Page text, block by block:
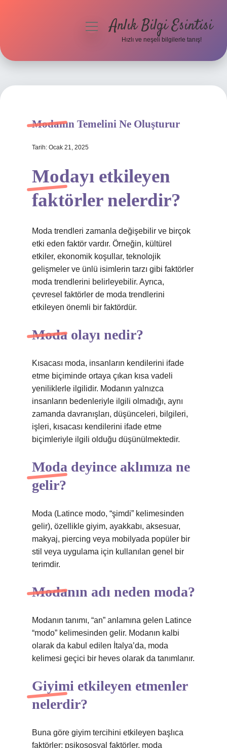
Hakkımızda
menüyüAnlık Bilgi Esintisi
Hızlı ve neşeli bilgilerle tanış!
Modanın Temelini Ne Oluşturur
Tarih: Ocak 21, 2025
Modayı etkileyen
faktörler nelerdir?
Moda trendleri zamanla değişebilir ve birçok
etki eden faktör vardır. Örneğin, kültürel
etkiler, ekonomik koşullar, teknolojik
gelişmeler ve ünlü isimlerin tarzı gibi faktörler
moda trendlerini belirleyebilir. Ayrıca,
çevresel faktörler de moda trendlerini
etkileyen önemli bir faktördür.
Moda olayı nedir?
Kısacası moda, insanların kendilerini ifade
etme biçiminde ortaya çıkan kısa vadeli
yeniliklerle ilgilidir. Modanın yalnızca
insanların bedenleriyle ilgili olmadığı, aynı
zamanda davranışları, düşünceleri, bilgileri,
işleri, kısacası kendilerini ifade etme
biçimleriyle ilgili olduğu düşünülmektedir.
Moda deyince aklımıza ne
gelir?
Moda (Latince modo, “şimdi” kelimesinden
gelir), özellikle giyim, ayakkabı, aksesuar,
makyaj, piercing veya mobilyada popüler bir
stil veya uygulama için kullanılan genel bir
terimdir.
Modanın adı neden moda?
Modanın tanımı, “an” anlamına gelen Latince
“modo” kelimesinden gelir. Modanın kalbi
olarak da kabul edilen İtalya’da, moda
kelimesi geçici bir heves olarak da tanımlanır.
Giyimi etkileyen etmenler
nelerdir?
Buna göre giyim tercihini etkileyen başlıca
faktörler; psikososyal faktörler, moda